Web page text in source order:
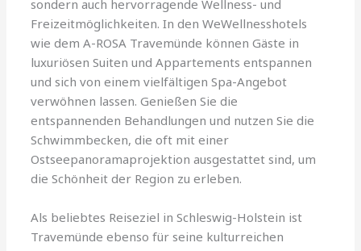
sondern auch hervorragende Wellness- und
Freizeitmöglichkeiten. In den WeWellnesshotels
wie dem A-ROSA Travemünde können Gäste in
luxuriösen Suiten und Appartements entspannen
und sich von einem vielfältigen Spa-Angebot
verwöhnen lassen. Genießen Sie die
entspannenden Behandlungen und nutzen Sie die
Schwimmbecken, die oft mit einer
Ostseepanoramaprojektion ausgestattet sind, um
die Schönheit der Region zu erleben.
Als beliebtes Reiseziel in Schleswig-Holstein ist
Travemünde ebenso für seine kulturreichen